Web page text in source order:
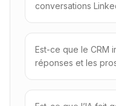
conversations
Est-ce que le CRM
réponses et les